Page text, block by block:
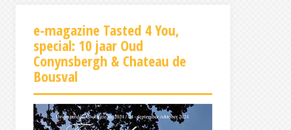
e-magazine Tasted 4 You,
special: 10 jaar Oud
Conynsbergh & Chateau de
Bousval